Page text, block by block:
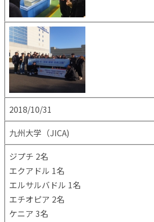
2018/10/31
九州大学（JICA)
ジプチ 2名
エクアドル 1名
エルサルバドル 1名
エチオピア 2名
ケニア 3名